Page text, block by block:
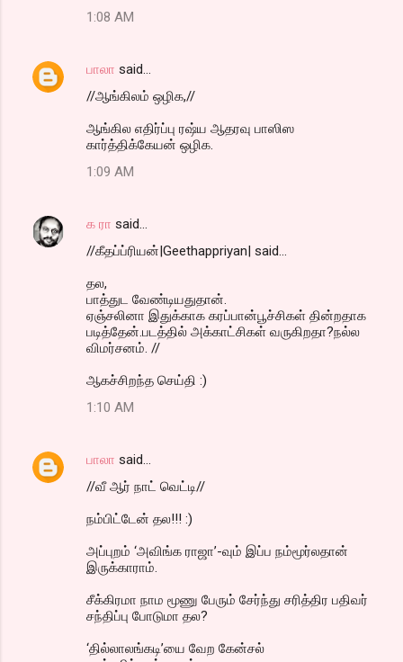
1:08 AM
பாலா said…
//ஆங்கிலம் ஒழிக,//
ஆங்கில எதிர்ப்பு ரஷ்ய ஆதரவு பாஸிஸ
கார்த்திக்கேயன் ஒழிக.
1:09 AM
க ரா said…
//கீதப்ப்ரியன்|Geethappriyan| said...
தல,
பாத்துட வேண்டியதுதான்.
ஏஞ்சலினா இதுக்காக கரப்பான்பூச்சிகள் தின்றதாக
படித்தேன்.படத்தில் அக்காட்சிகள் வருகிறதா?நல்ல
விமர்சனம். //
ஆகச்சிறந்த செய்தி :)
1:10 AM
பாலா said…
//வீ ஆர் நாட் வெட்டி//
நம்பிட்டேன் தல!!! :)
அப்புறம் ‘அவிங்க ராஜா’-வும் இப்ப நம்மூர்லதான்
இருக்காராம்.
சீக்கிரமா நாம மூணு பேரும் சேர்ந்து சரித்திர பதிவர்
சந்திப்பு போடுமா தல?
‘தில்லாலங்கடி’யை வேற கேன்சல்